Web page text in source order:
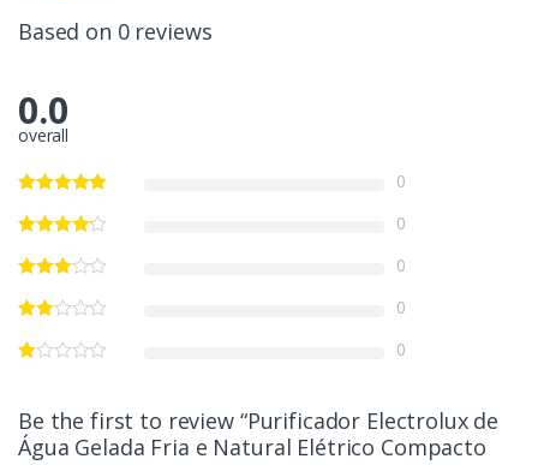
Based on 0 reviews
0.0
overall
0
0
0
0
0
Be the first to review “Purificador Electrolux de
Água Gelada Fria e Natural Elétrico Compacto